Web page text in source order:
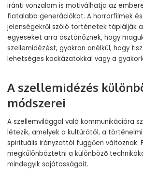
iránti vonzalom is motiválhatja az
fiatalabb generációkat. A horrorfilmek
jelenségekről szóló történetek táplálják
egyeseket arra ösztönöznek, hogy
szellemidézést, gyakran anélkül, hogy
lehetséges kockázatokkal vagy a
A szellemidézés
módszerei
A szellemvilággal való kommunikációra
létezik, amelyek a kultúrától, a
spirituális irányzattól függően változnak.
megkülönböztetni a különböző
mindegyik sajátosságait.